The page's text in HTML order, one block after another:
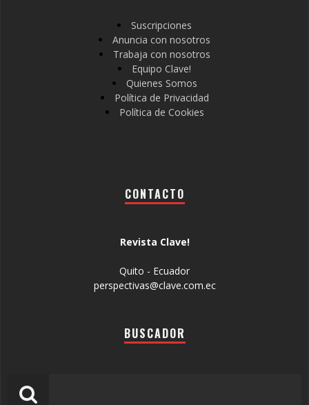
Suscripciones
Anuncia con nosotros
Trabaja con nosotros
Equipo Clave!
Quienes Somos
Política de Privacidad
Política de Cookies
CONTACTO
Revista Clave!
Quito - Ecuador
perspectivas@clave.com.ec
BUSCADOR